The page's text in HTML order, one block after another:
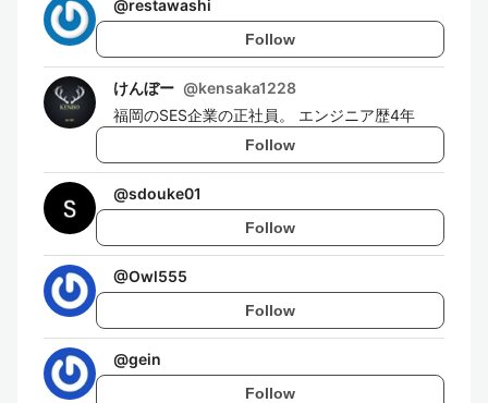
@restawashi
Follow
けんぼー @kensaka1228
福岡のSES企業の正社員。 エンジニア歴4年
Follow
@sdouke01
Follow
@Owl555
Follow
@gein
Follow